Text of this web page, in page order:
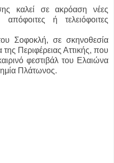
καλεί σε ακρόαση νέες
ή τελειόφοιτες
Σοφοκλή, σε σκηνοθεσία
Περιφέρειας Αττικής, που
φεστιβάλ του Ελαιώνα
Πλάτωνος.